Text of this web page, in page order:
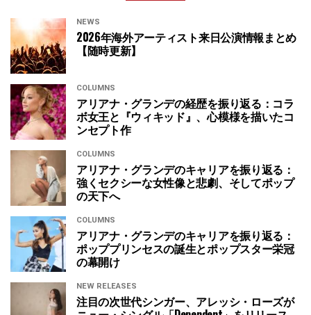
NEWS
2026年海外アーティスト来日公演情報まとめ
【随時更新】
COLUMNS
アリアナ・グランデの経歴を振り返る：コラ
ボ女王と『ウィキッド』、心模様を描いたコ
ンセプト作
COLUMNS
アリアナ・グランデのキャリアを振り返る：
強くセクシーな女性像と悲劇、そしてポップ
の天下へ
COLUMNS
アリアナ・グランデのキャリアを振り返る：
ポッププリンセスの誕生とポップスター栄冠
の幕開け
NEW RELEASES
注目の次世代シンガー、アレッシ・ローズが